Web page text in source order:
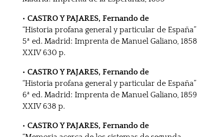
• CASTRO Y PAJARES, Fernando de
“Historia profana general y particular de España”
5ª ed. Madrid: Imprenta de Manuel Galiano, 1858
XXIV 630 p.
• CASTRO Y PAJARES, Fernando de
“Historia profana general y particular de España”
6ª ed. Madrid: Imprenta de Manuel Galiano, 1859
XXIV 638 p.
• CASTRO Y PAJARES, Fernando de